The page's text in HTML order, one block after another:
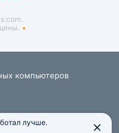
компьютеров
лучше.